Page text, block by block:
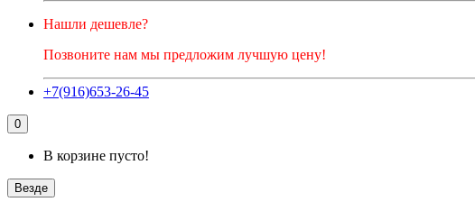
Нашли дешевле?
Позвоните нам мы предложим лучшую цену!
+7(916)653-26-45
0
В корзине пусто!
Везде